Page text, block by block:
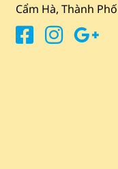
Cẩm Hà, Thành